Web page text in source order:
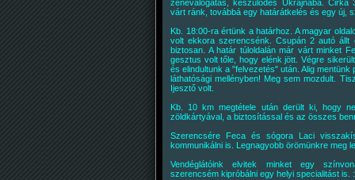
zeneválogatás, készülődés Ukrajnába. Cirka
várt ránk, továbbá egy határátkelés és egy új,
Kb. 18:00-ra értünk a határhoz. A magyar
volt ekkora szerencsénk. Csupán 2 autó állt
biztosan. A határ túloldalán már várt minket
gesztus volt tőle, hogy elénk jött. Végre
és elindultunk a "felvezetés" után. Alig
láthatósági mellényben! Meg sem mozdult.
Ijesztő volt.
Kb. 10 km megtétele után derült ki, hogy
zöldkártyával, a biztosítással és az összes
Szerencsére Feca és sógora Laci
kommunikálni is. Legnagyobb örömünkre meg
Vendéglátóink elvitek minket egy
szerencsém kipróbálni egy helyi specialitást is.